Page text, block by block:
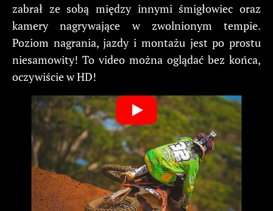
zabrał ze sobą między innymi śmigłowiec oraz
kamery nagrywające w zwolnionym tempie.
Poziom nagrania, jazdy i montażu jest po prostu
niesamowity! To video można oglądać bez końca,
oczywiście w HD!